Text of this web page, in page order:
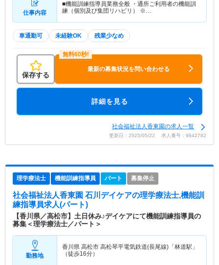
仕事内容
■機能訓練指導員業務全般 ・通所ご利用者の機能訓
練（個別及び集団リハビリ） ※…
車通勤可 未経験OK 残業少なめ
保存する
最新の募集状況を問い合わせる
詳細を見る
社会福祉法人香東園の求人一覧
更新日：2025/05/22 求人番号：9842782
理学療法士 機能訓練指導員 パート 募集停止
社会福祉法人香東園 石川デイケアの理学療法士,機能訓
練指導員求人(パート)
【香川県／高松市】土日休み♪デイケアにて機能訓練指導員の
募集＜理学療法士／パート＞
勤務地
香川県 高松市 高松琴平電気鉄道(長尾線)「林道駅」
（徒歩16分）